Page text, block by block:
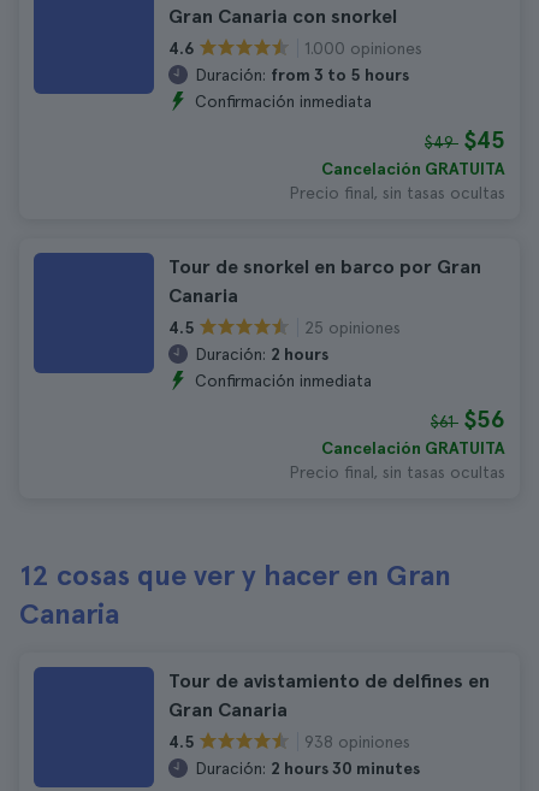
Gran Canaria con snorkel
4.6
1.000 opiniones
Duración: from 3 to 5 hours
Confirmación inmediata
$49 $45
Cancelación GRATUITA
Precio final, sin tasas ocultas
Tour de snorkel en barco por Gran
Canaria
4.5
25 opiniones
Duración: 2 hours
Confirmación inmediata
$61 $56
Cancelación GRATUITA
Precio final, sin tasas ocultas
12 cosas que ver y hacer en Gran
Canaria
Tour de avistamiento de delfines en
Gran Canaria
4.5
938 opiniones
Duración: 2 hours 30 minutes